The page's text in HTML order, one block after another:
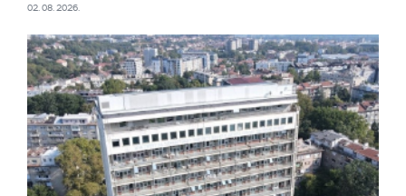
02. 08. 2026.